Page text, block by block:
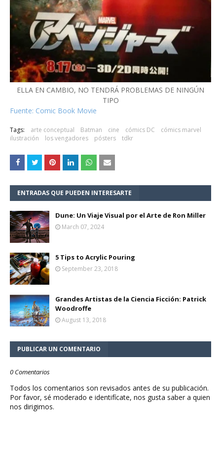
ELLA EN CAMBIO, NO TENDRÁ PROBLEMAS DE NINGÚN
TIPO
Fuente: Comic Book Movie
Tags: arte conceptual Batman cine cómics DC
cómics marvel
ilustración
los vengadores pósters tdkr
ENTRADAS QUE PUEDEN INTERESARTE
Dune: Un Viaje Visual por el Arte de Ron Miller
March 07, 2024
5 Tips to Acrylic Pouring
September 23, 2018
Grandes Artistas de la Ciencia Ficción: Patrick
Woodroffe
August 13, 2018
PUBLICAR UN COMENTARIO
0 Comentarios
Todos los comentarios son revisados antes de su publicación.
Por favor, sé moderado e identifícate, nos gusta saber a quien
nos dirigimos.